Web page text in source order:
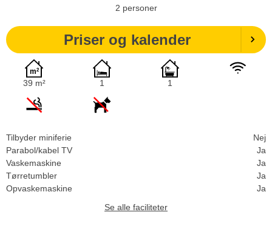
2 personer
Priser og kalender
39 m² 1 1
Tilbyder miniferie
Nej
Parabol/kabel TV
Ja
Vaskemaskine
Ja
Tørretumbler
Ja
Opvaskemaskine
Ja
Se alle faciliteter